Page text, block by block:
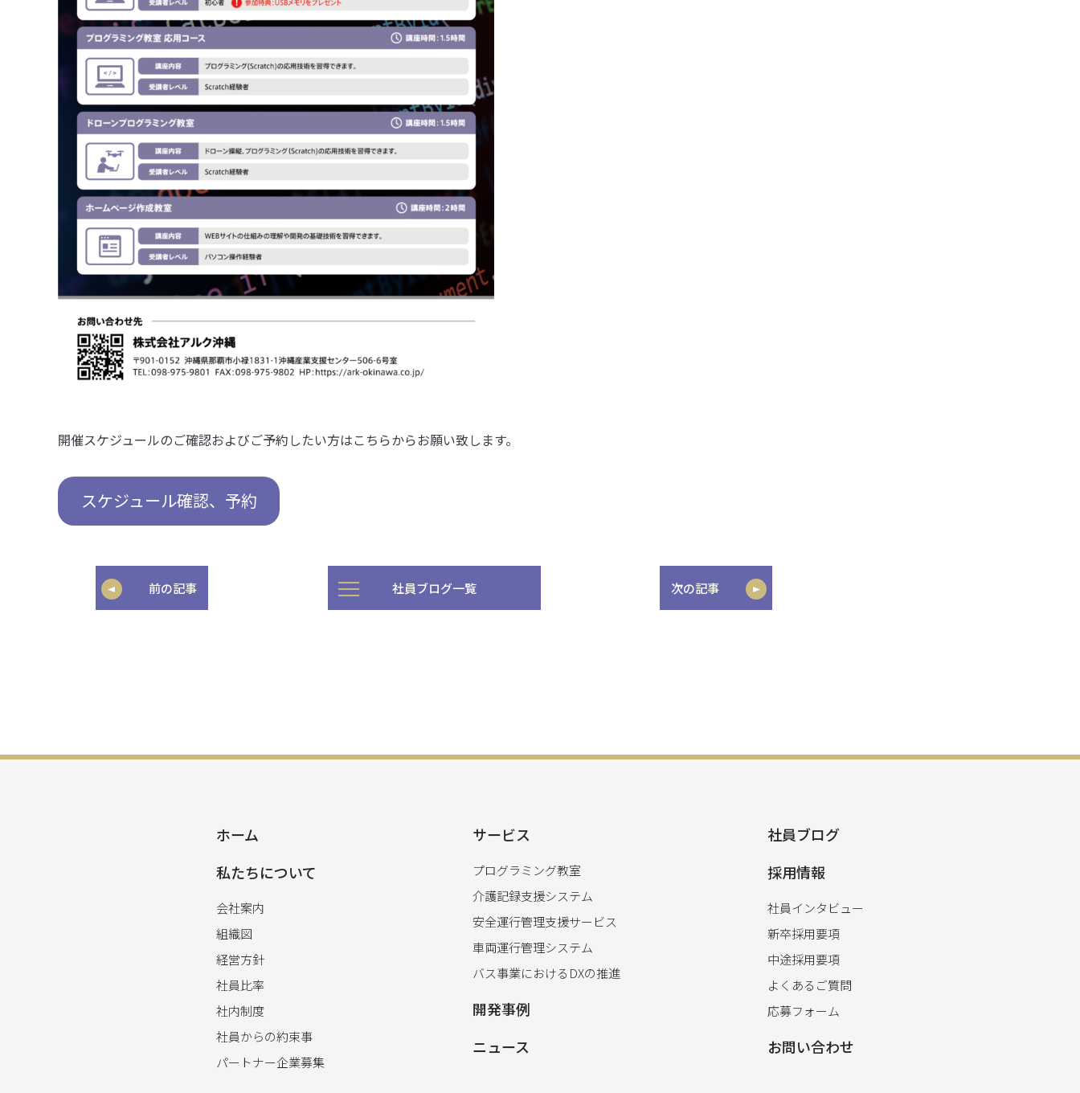
開催スケジュールのご確認およびご予約したい方はこちらからお願い致します。
スケジュール確認、予約
前の記事 社員ブログ一覧 次の記事
ホーム
私たちについて
会社案内
組織図
経営方針
社員比率
社内制度
社員からの約束事
パートナー企業募集
サービス
プログラミング教室
介護記録支援システム
安全運行管理支援サービス
車両運行管理システム
バス事業におけるDXの推進
開発事例
ニュース
社員ブログ
採用情報
社員インタビュー
新卒採用要項
中途採用要項
よくあるご質問
応募フォーム
お問い合わせ